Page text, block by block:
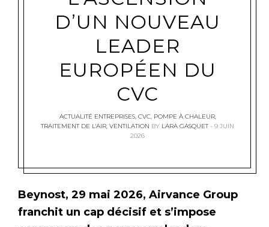
D’UN NOUVEAU
LEADER
EUROPÉEN DU
CVC
ACTUALITÉ ENTREPRISES, CVC, POMPE À CHALEUR,
TRAITEMENT DE L'AIR, VENTILATION BY LARA GASQUET
9 JUIN
2026
Beynost, 29 mai 2026, Airvance Group
franchit un cap décisif et s’impose